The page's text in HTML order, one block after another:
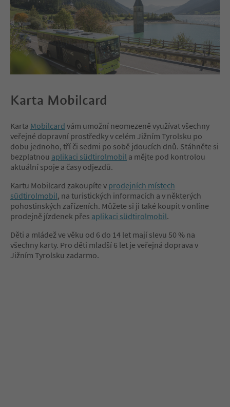
Karta Mobilcard
Karta Mobilcard vám umožní neomezeně využívat všechny
veřejné dopravní prostředky v celém Jižním Tyrolsku po
dobu jednoho, tří či sedmi po sobě jdoucích dnů. Stáhněte si
bezplatnou aplikaci südtirolmobil a mějte pod kontrolou
aktuální spoje a časy odjezdů.
Kartu Mobilcard zakoupíte v prodejních místech
südtirolmobil, na turistických informacích a v některých
pohostinských zařízeních. Můžete si ji také koupit v online
prodejně jízdenek přes aplikaci südtirolmobil.
Děti a mládež ve věku od 6 do 14 let mají slevu 50 % na
všechny karty. Pro děti mladší 6 let je veřejná doprava v
Jižním Tyrolsku zadarmo.